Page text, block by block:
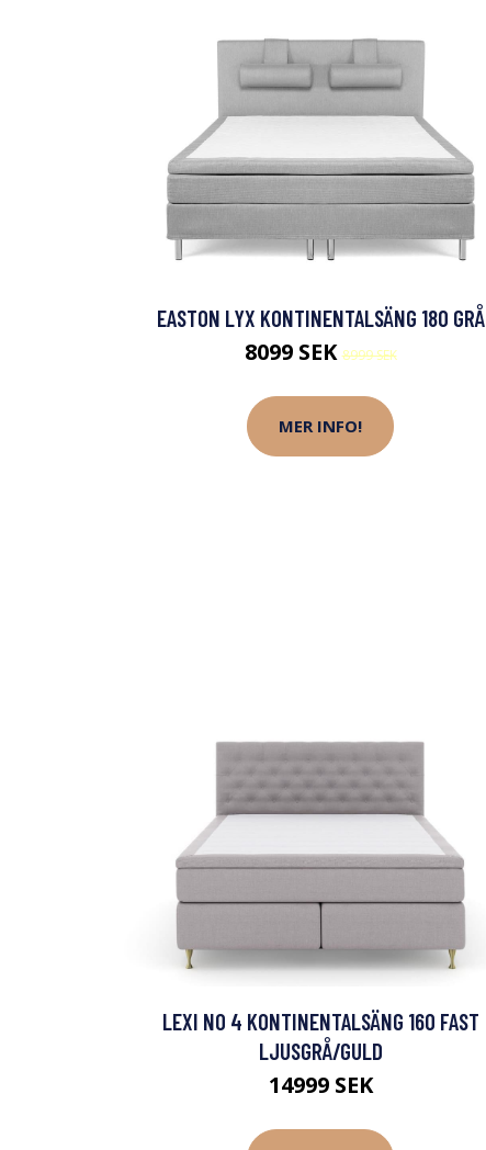
EASTON LYX KONTINENTALSÄNG 180 GRÅ
8099 SEK8999 SEK
MER INFO!
LEXI NO 4 KONTINENTALSÄNG 160 FAST
LJUSGRÅ/GULD
14999 SEK